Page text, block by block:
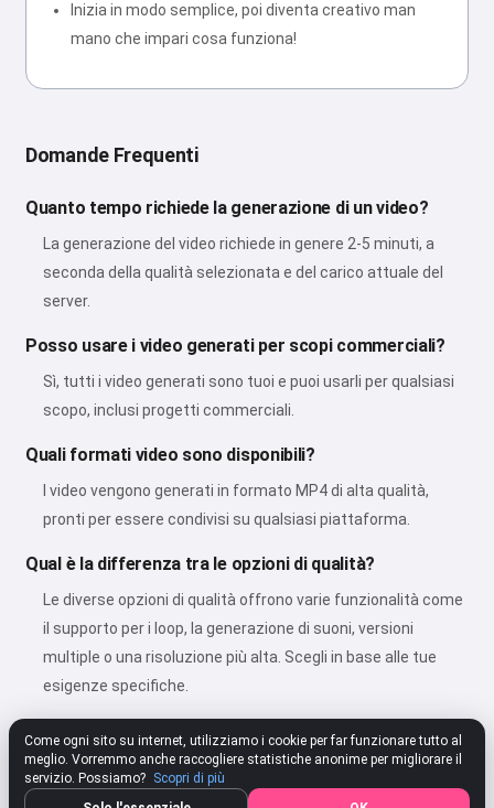
Inizia in modo semplice, poi diventa creativo man
mano che impari cosa funziona!
Domande Frequenti
Quanto tempo richiede la generazione di un video?
La generazione del video richiede in genere 2-5 minuti, a
seconda della qualità selezionata e del carico attuale del
server.
Posso usare i video generati per scopi commerciali?
Sì, tutti i video generati sono tuoi e puoi usarli per qualsiasi
scopo, inclusi progetti commerciali.
Quali formati video sono disponibili?
I video vengono generati in formato MP4 di alta qualità,
pronti per essere condivisi su qualsiasi piattaforma.
Qual è la differenza tra le opzioni di qualità?
Le diverse opzioni di qualità offrono varie funzionalità come
il supporto per i loop, la generazione di suoni, versioni
multiple o una risoluzione più alta. Scegli in base alle tue
esigenze specifiche.
★★★★★4.80287 Impostazioni Valuta
Come ogni sito su internet, utilizziamo i cookie per far funzionare tutto al
meglio. Vorremmo anche raccogliere statistiche anonime per migliorare il
servizio. Possiamo? Scopri di più